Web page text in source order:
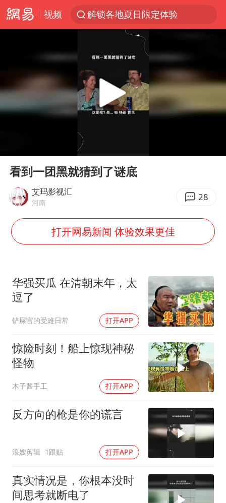
视频
解锁各地夏日限定体验
四川宜宾市珙县发生3.4级地震
台风白海豚闭眼浙江上海处于危险半圆
白海豚将正面袭击贯穿浙江
香港宏福苑火灾或由烟头引起
刘浩存百花奖开幕式红裙起舞
女子网购名牌包发现是自己丢的那只
万岁山接盘烂尾恒大文旅城
戚薇谈把脸交给AI
多个明星演唱会取消
习近平心系体育强国建设
Play
看到一团黑就猜到了谜底
艾玛影视汇
河南 28
打开网易新闻 体验效果更佳
华强买瓜 在清朝末年，太
逗了
铲屎官的受难日常 打开APP
惊险时刻！船上惊现神秘
怪物
木子酱手工 打开APP
反方向的枪是你的谎言
浪嫂剪辑 1跟贴 打开APP
真实情况是，你根本没时
间思考就断电了